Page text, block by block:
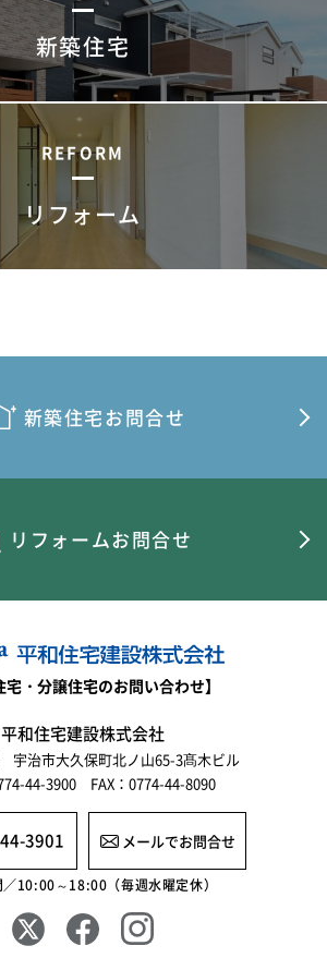
新築住宅
REFORM
リフォーム
新築住宅お問合せ
リフォームお問合せ
宅・分譲住宅のお問い合わせ】
平和住宅建設株式会社
宇治市大久保町北ノ山65-3髙木ビル
44-3900 FAX：0774-44-8090
3901 メールでお問合せ
／10:00～18:00（毎週水曜定休）